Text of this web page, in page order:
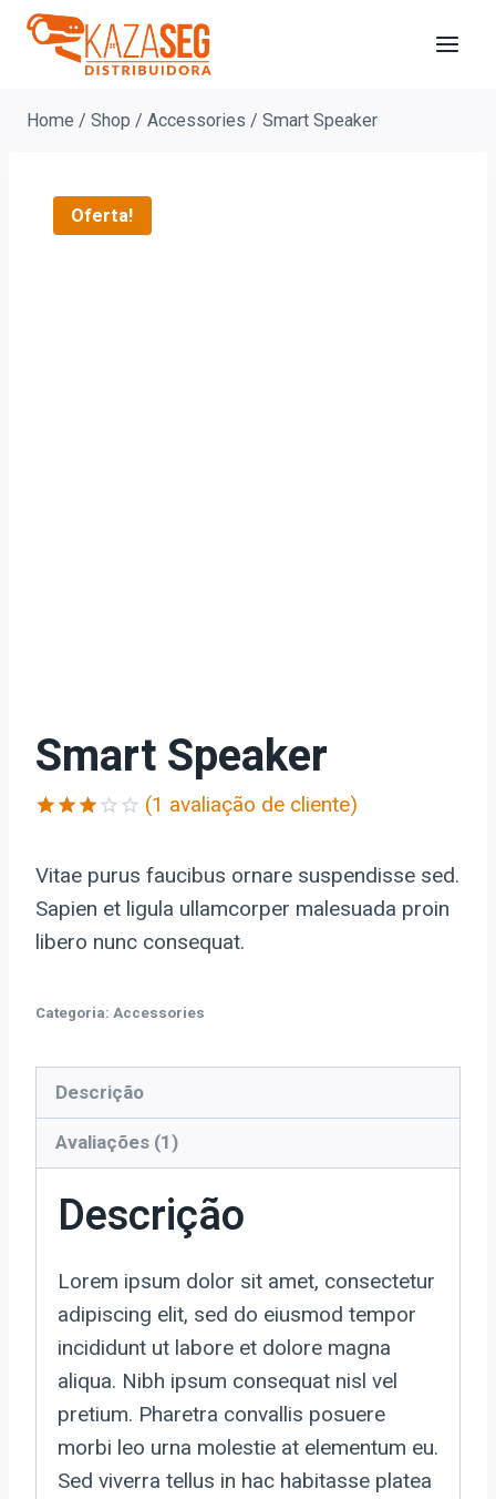
Home / Shop / Accessories / Smart Speaker
Oferta!
Smart Speaker
3.00
de 5,
com
baseado
de
cliente
(1 avaliação de cliente)
Vitae purus faucibus ornare suspendisse sed.
Sapien et ligula ullamcorper malesuada proin
libero nunc consequat.
Categoria: Accessories
Descrição
Avaliações (1)
Descrição
Lorem ipsum dolor sit amet, consectetur
adipiscing elit, sed do eiusmod tempor
incididunt ut labore et dolore magna
aliqua. Nibh ipsum consequat nisl vel
pretium. Pharetra convallis posuere
morbi leo urna molestie at elementum eu.
Sed viverra tellus in hac habitasse platea